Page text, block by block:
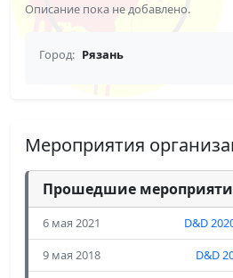
Описание пока не добавлено.
Город: Рязань
Мероприятия
Прошедшие
6 мая 2021
D&D
9 мая 2018
D&D